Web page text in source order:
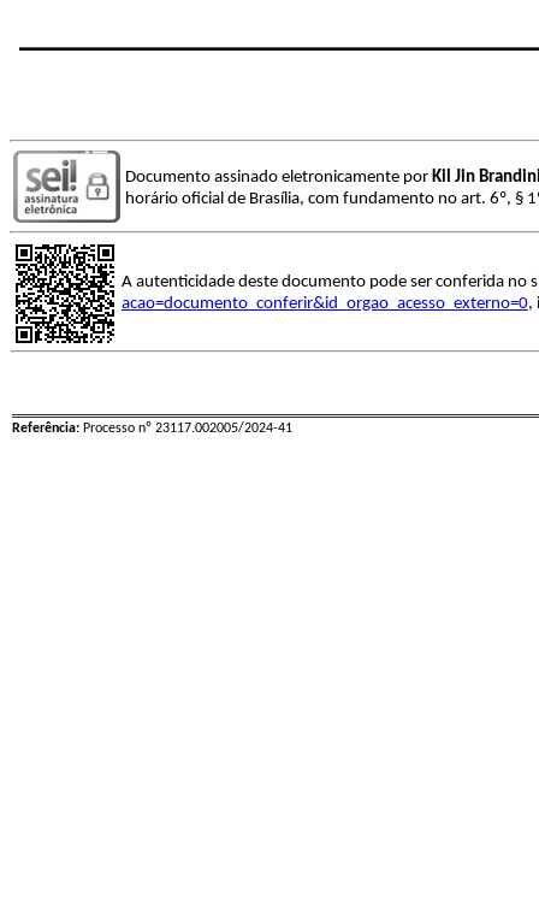
Documento assinado eletronicamente por Kil Jin
horário oficial de Brasília, com fundamento no art. 6º, §
A autenticidade deste documento pode ser conferida no
acao=documento_conferir&id_orgao_acesso_externo=0,
Referência: Processo nº 23117.002005/2024-41